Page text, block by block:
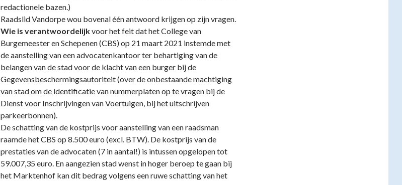
redactionele bazen.)
Raadslid Vandorpe wou bovenal één antwoord krijgen op zijn vragen.
Wie is verantwoordelijkvoor het feit dat het College van
Burgemeester en Schepenen (CBS) op 21 maart 2021 instemde met
de aanstelling van een advocatenkantoor ter behartiging van de
belangen van de stad voor de klacht van een burger bij de
Gegevensbeschermingsautoriteit (over de onbestaande machtiging
van stad om de identificatie van nummerplaten op te vragen bij de
Dienst voor Inschrijvingen van Voertuigen, bij het uitschrijven
parkeerbonnen).
De schatting van de kostprijs voor aanstelling van een raadsman
raamde het CBS op 8.500 euro (excl. BTW). De kostprijs van de
prestaties van de advocaten (7 in aantal!) is intussen opgelopen tot
59.007,35 euro. En aangezien stad wenst in hoger beroep te gaan bij
het Marktenhof kan dit bedrag volgens een ruwe schatting van het